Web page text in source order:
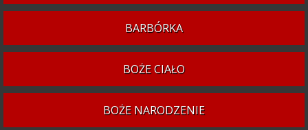
BARBÓRKA
BOŻE CIAŁO
BOŻE NARODZENIE